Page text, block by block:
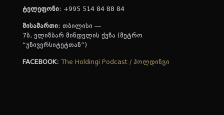
ტელეფონი: +995 514 84 88 84
მისამართი: თბილისი —
7ბ, ელიზბარ მინდელის ქუჩა (მეტრო
“უნივერსიტეტთან”)
FACEBOOK: The Holdingi Podcast / ჰოლდინგი